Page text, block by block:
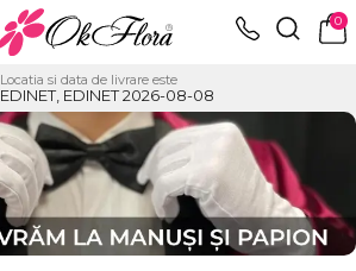
0
Locatia si data de livrare este
EDINET, EDINET 2026-08-08